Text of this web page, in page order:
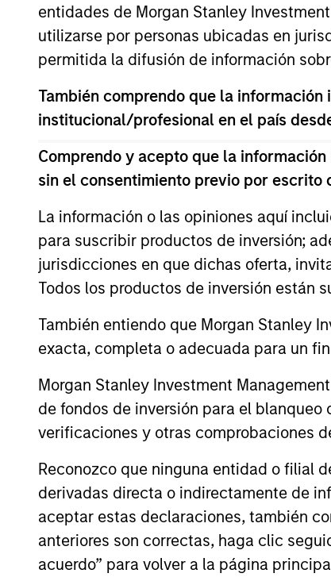
entidades de Morgan Stanley
utilizarse por personas ubicadas en
permitida la difusión de información
También comprendo que la
institucional/profesional en el país
Comprendo y acepto que la
sin el consentimiento previo por escrito
La información o las opiniones aquí
para suscribir productos de inversión;
jurisdicciones en que dichas oferta,
Todos los productos de inversión están
También entiendo que Morgan Stanley
exacta, completa o adecuada para un
Morgan Stanley Investment
de fondos de inversión para el
verificaciones y otras comprobaciones
Reconozco que ninguna entidad o filial
derivadas directa o indirectamente de
aceptar estas declaraciones, también
anteriores son correctas, haga clic
acuerdo” para volver a la página
Partners, where he executed debt
Investment Banking at SunTrust
ARTÍCULOS RELACIONADOS
ARTÍCULO
Private Credit Market
Monitor - Q2 2026
Timely insights on the private credit
landscape, exploring the trends, market
developments, and investment
considerations shaping the asset class.
04-AGO-2026